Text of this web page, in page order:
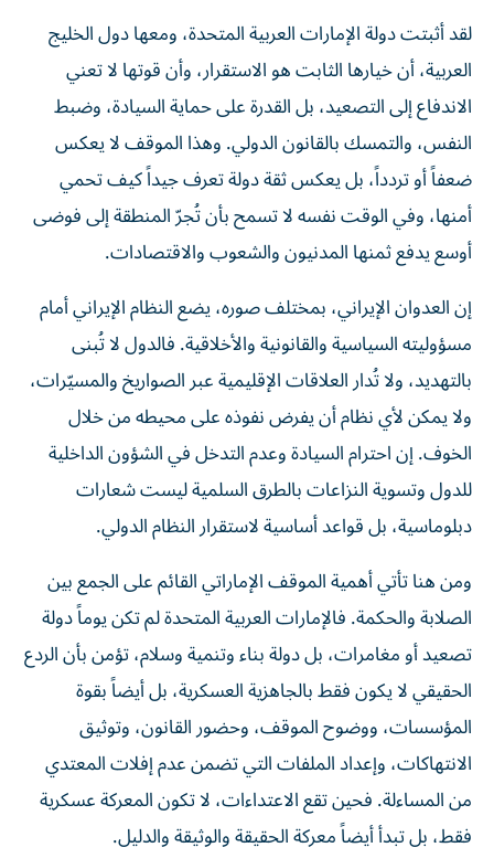
لقد أثبتت دولة الإمارات العربية المتحدة، ومعها دول الخليج
العربية، أن خيارها الثابت هو الاستقرار، وأن قوتها لا تعني
الاندفاع إلى التصعيد، بل القدرة على حماية السيادة، وضبط
النفس، والتمسك بالقانون الدولي. وهذا الموقف لا يعكس
ضعفاً أو تردداً، بل يعكس ثقة دولة تعرف جيداً كيف تحمي
أمنها، وفي الوقت نفسه لا تسمح بأن تُجرّ المنطقة إلى فوضى
أوسع يدفع ثمنها المدنيون والشعوب والاقتصادات.
إن العدوان الإيراني، بمختلف صوره، يضع النظام الإيراني أمام
مسؤوليته السياسية والقانونية والأخلاقية. فالدول لا تُبنى
بالتهديد، ولا تُدار العلاقات الإقليمية عبر الصواريخ والمسيّرات،
ولا يمكن لأي نظام أن يفرض نفوذه على محيطه من خلال
الخوف. إن احترام السيادة وعدم التدخل في الشؤون الداخلية
للدول وتسوية النزاعات بالطرق السلمية ليست شعارات
دبلوماسية، بل قواعد أساسية لاستقرار النظام الدولي.
ومن هنا تأتي أهمية الموقف الإماراتي القائم على الجمع بين
الصلابة والحكمة. فالإمارات العربية المتحدة لم تكن يوماً دولة
تصعيد أو مغامرات، بل دولة بناء وتنمية وسلام، تؤمن بأن الردع
الحقيقي لا يكون فقط بالجاهزية العسكرية، بل أيضاً بقوة
المؤسسات، ووضوح الموقف، وحضور القانون، وتوثيق
الانتهاكات، وإعداد الملفات التي تضمن عدم إفلات المعتدي
من المساءلة. فحين تقع الاعتداءات، لا تكون المعركة عسكرية
فقط، بل تبدأ أيضاً معركة الحقيقة والوثيقة والدليل.